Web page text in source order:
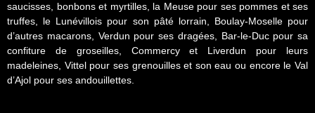
saucisses, bonbons et myrtilles, la Meuse pour ses pommes et ses
truffes, le Lunévillois pour son pâté lorrain, Boulay-Moselle pour
d’autres macarons, Verdun pour ses dragées, Bar-le-Duc pour sa
confiture de groseilles, Commercy et Liverdun pour leurs
madeleines, Vittel pour ses grenouilles et son eau ou encore le Val
d’Ajol pour ses andouillettes.